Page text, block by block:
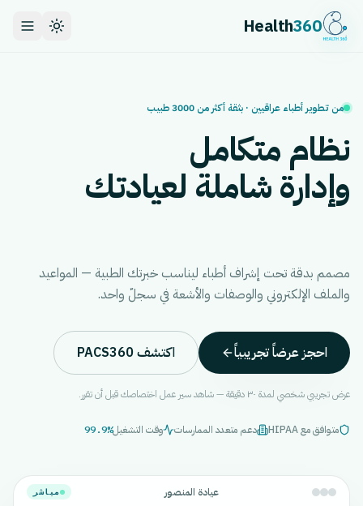
Health360
من تطوير أطباء عراقيين · بثقة أكثر من 3000 طبيب
نظام متكامل
وإدارة شاملة لعيادتك
مصمم بدقة تحت إشراف أطباء ليناسب خبرتك الطبية — المواعيد
والملف الإلكتروني والوصفات والأشعة في سجلّ واحد.
احجز عرضاً تجريبياً اكتشف PACS360
عرض تجريبي شخصي لمدة ٣٠ دقيقة — شاهد سير عمل اختصاصك قبل أن تقرر.
متوافق مع HIPAA دعم متعدد الممارسات وقت التشغيل99.9%
عيادة المنصور مباشر